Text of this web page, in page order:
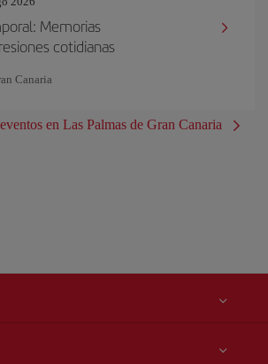
Memorias
cotidianas
Canaria
en Las Palmas de Gran Canaria